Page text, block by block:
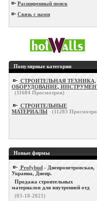
Расширенный поиск
Связь с нами
Популярные категории
СТРОИТЕЛЬНАЯ ТЕХНИКА,
ОБОРУДОВАНИЕ,
(11684 Просмотров)
СТРОИТЕЛЬНЫЕ
МАТЕРИАЛЫ
(11283
Новые фирмы
Profybud - Днепропетровская,
Украина, Днепр.
Продажа строительных
материалов для внутренней отд
(03-18-2021)